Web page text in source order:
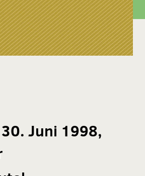
Juni 1998,